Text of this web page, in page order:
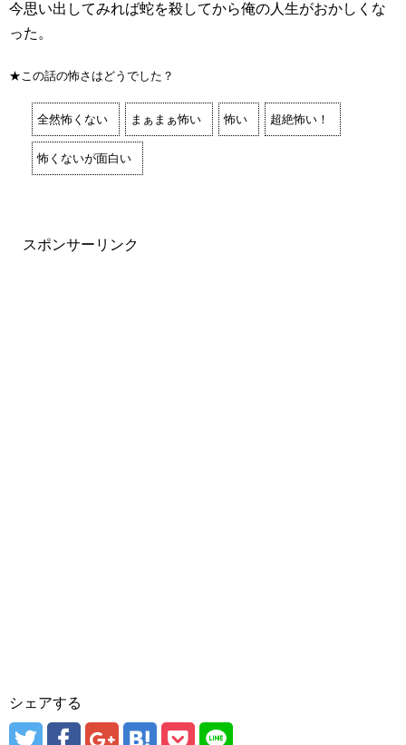
今思い出してみれば蛇を殺してから俺の人生がおかしくな
った。
★この話の怖さはどうでした？
全然怖くない まぁまぁ怖い 怖い 超絶怖い！
怖くないが面白い
スポンサーリンク
シェアする